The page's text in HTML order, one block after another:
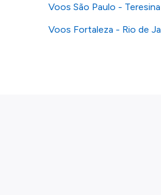
Voos São Paulo - Teresina
Voos Fortaleza - Rio de